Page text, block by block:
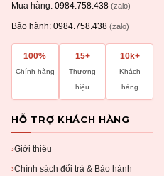
Mua hàng: 0984.758.438 (zalo)
Bảo hành: 0984.758.438 (zalo)
100%
Chính hãng
15+
Thương
hiệu
10k+
Khách
hàng
HỖ TRỢ KHÁCH HÀNG
›Giới thiệu
›Chính sách đổi trả & Bảo hành